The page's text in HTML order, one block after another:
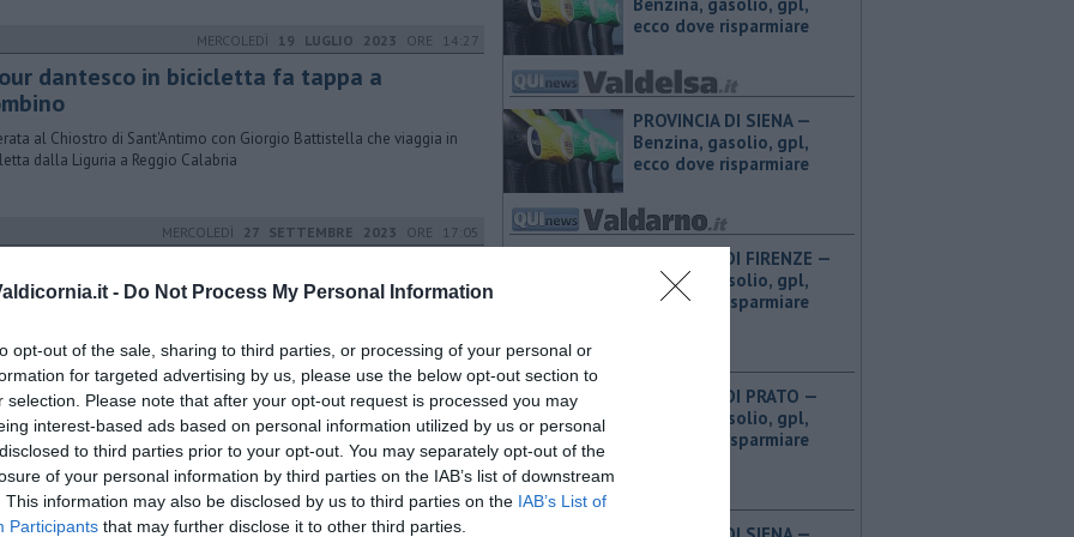
- Do Not Process My Personal Information
opt-out of the sale, sharing to third parties, or processing of your personal or
for targeted advertising by us, please use the below opt-out section to
selection. Please note that after your opt-out request is processed you may
interest-based ads based on personal information utilized by us or personal
to third parties prior to your opt-out. You may separately opt-out of the
of your personal information by third parties on the IAB’s list of downstream
This information may also be disclosed by us to third parties on the IAB’s List of
Participants that may further disclose it to other third parties.
MERCOLEDÌ 19 LUGLIO 2023 ORE 14:27
dantesco in bicicletta fa tappa a
al Chiostro di Sant'Antimo con Giorgio Battistella che viaggia in
dalla Liguria a Reggio Calabria
MERCOLEDÌ 27 SETTEMBRE 2023 ORE 17:05
della Guardia di Finanza di Firenze hanno scoperto un sistema
MERCOLEDÌ12 FEBBRAIO 2025ORE 10:18
carabinieri a presidio dei territori
di 29 carabinieri tutti destinati alle Stazioni del territorio della
di Livorno
ecco dove risparmiare
PROVINCIA DI SIENA — ​
Benzina, gasolio, gpl,
ecco dove risparmiare
PROVINCIA DI FIRENZE — ​
Benzina, gasolio, gpl,
ecco dove risparmiare
PROVINCIA DI PRATO — ​
Benzina, gasolio, gpl,
ecco dove risparmiare